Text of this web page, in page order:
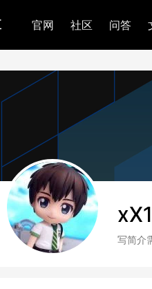
官网 社区 问答
写简介